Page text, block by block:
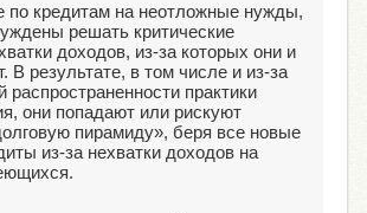
по кредитам на неотложные нужды,
решать критические
доходов, из-за которых они и
В результате, в том числе и из-за
распространенности практики
они попадают или рискуют
пирамиду», беря все новые
из-за нехватки доходов на